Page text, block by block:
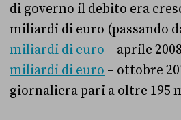
di governo il debito era
miliardi di euro (passando
miliardi di euro – aprile
miliardi di euro – ottobre
giornaliera pari a oltre 195